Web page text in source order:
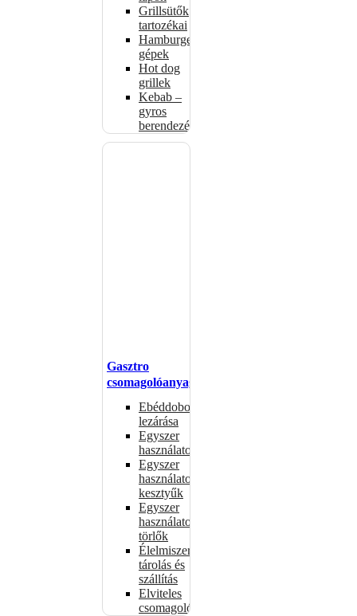
Grillsütők
tartozékai
Hamburgerformázó
gépek
Hot dog
grillek
Kebab –
gyros
berendezés
Gasztro
csomagolóanyagok
Ebéddobozok
lezárása
Egyszer
használatos
Egyszer
használatos
kesztyűk
Egyszer
használatos
törlők
Élelmiszer-
tárolás és
szállítás
Elviteles
csomagolóanyagok